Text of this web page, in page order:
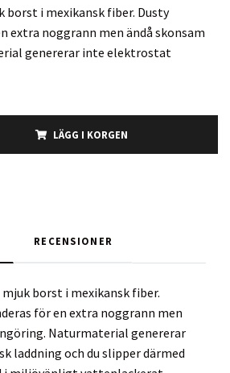
borst i mexikansk fiber. Dusty
extra noggrann men ändå skonsam
genererar inte elektrostat
LÄGG I KORGEN
RECENSIONER
borst i mexikansk fiber.
för en extra noggrann men
Naturmaterial genererar
laddning och du slipper därmed